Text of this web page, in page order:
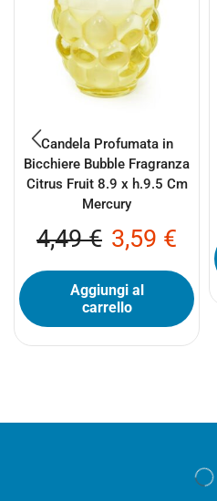
Candela Profumata in
Bicchiere Bubble Fragranza
Citrus Fruit 8.9 x h.9.5 Cm
Mercury
4,49€ 3,59 €
Aggiungi al
carrello